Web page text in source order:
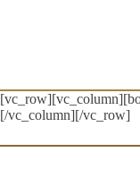
[/vc_column][/vc_row]